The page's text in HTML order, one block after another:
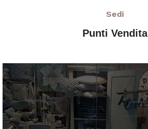
Sedi
Punti Vendita